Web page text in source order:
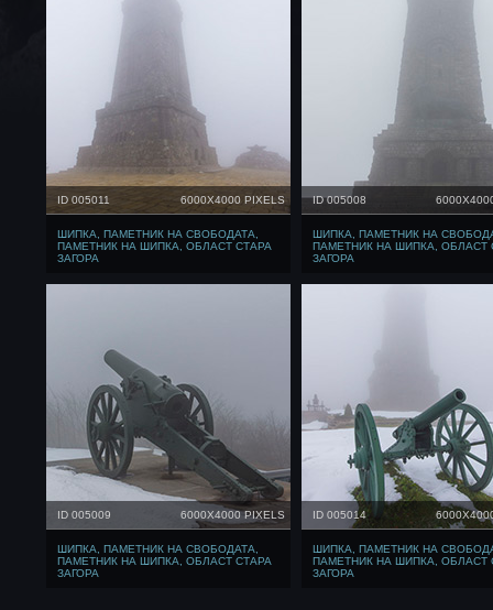
ID 005011 6000X4000 PIXELS
ШИПКА, ПАМЕТНИК НА СВОБОДАТА,
ПАМЕТНИК НА ШИПКА, ОБЛАСТ СТАРА
ЗАГОРА
ID 005008
ШИПКА, ПАМЕТНИК НА
ПАМЕТНИК НА ШИПКА, ОБЛАСТ
ЗАГОРА
ID 005009 6000X4000 PIXELS
ШИПКА, ПАМЕТНИК НА СВОБОДАТА,
ПАМЕТНИК НА ШИПКА, ОБЛАСТ СТАРА
ЗАГОРА
ID 005014
ШИПКА, ПАМЕТНИК НА
ПАМЕТНИК НА ШИПКА, ОБЛАСТ
ЗАГОРА